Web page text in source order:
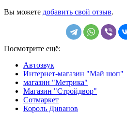
Вы можете добавить свой отзыв.
Посмотрите ещё:
Автозвук
Интернет-магазин "Май шоп"
магазин "Метрика"
Магазин "Стройдвор"
Сотмаркет
Король Диванов